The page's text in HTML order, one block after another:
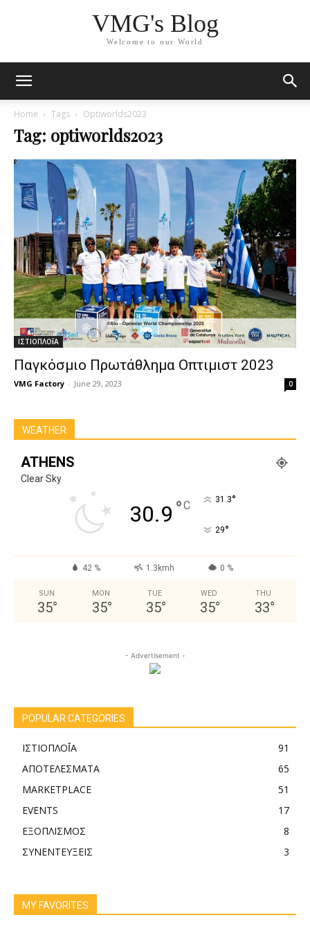
VMG's Blog
Welcome to our World
Home Tags Optiworlds2023
Tag: optiworlds2023
ΙΣΤΙΟΠΛΟΪ́Α
Παγκόσμιο Πρωτάθλημα Οπτιμιστ 2023
VMG Factory - June 29, 2023 0
WEATHER
ATHENS
Clear Sky
30.9 °C 31.3°
29°
42 % 1.3kmh 0 %
SUN
35°
MON
35°
TUE
35°
WED
35°
THU
33°
- Advertisement -
POPULAR CATEGORIES
ΙΣΤΙΟΠΛΟΪ́Α
91
ΑΠΟΤΕΛΕΣΜΑTA
65
MARKETPLACE
51
EVENTS
17
ΕΞΟΠΛΙΣΜΟΣ
8
ΣΥΝΕΝΤΕΥΞΕΙΣ
3
MY FAVORITES